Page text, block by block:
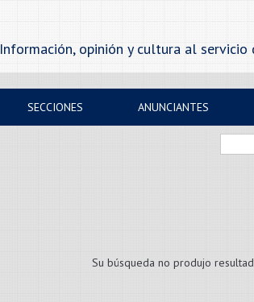
Información, opinión y cultura al servicio
SECCIONES ANUNCIANTES
Su búsqueda no produjo